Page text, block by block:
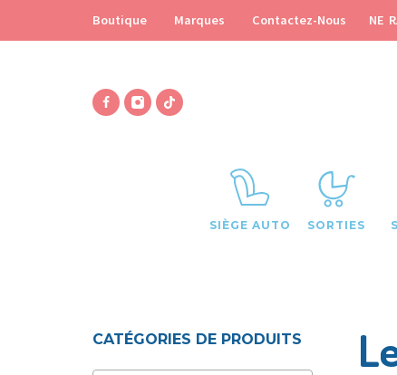
Boutique Marques Contactez-Nous NE
SIÈGE AUTO SORTIES
CATÉGORIES DE PRODUITS